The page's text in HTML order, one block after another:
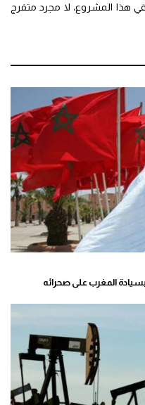
في هذا المشروع، لا مجرد متفرج
المغرب على صحرائه